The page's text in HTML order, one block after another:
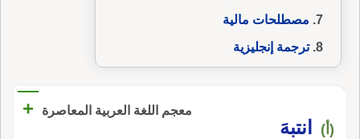
مصطلحات مالية
ترجمة إنجليزية
معجم اللغة العربية المعاصرة +
(أ) انتبهَ